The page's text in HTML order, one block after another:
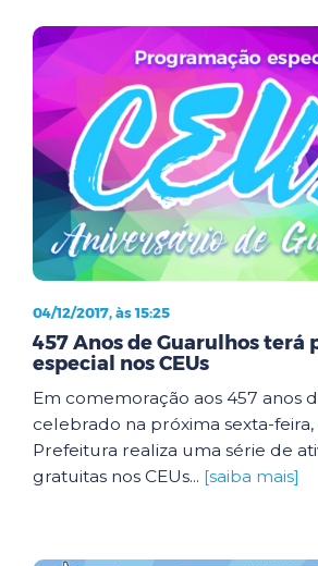
04/12/2017, às 15:25
457 Anos de Guarulhos terá
especial nos CEUs
Em comemoração aos 457 anos
celebrado na próxima sexta-feira,
Prefeitura realiza uma série de
gratuitas nos CEUs... [saiba mais]